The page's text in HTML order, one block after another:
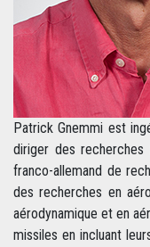
Patrick Gnemmi est
diriger des recherches
franco-allemand de
des recherches en
aérodynamique et en
missiles en incluant